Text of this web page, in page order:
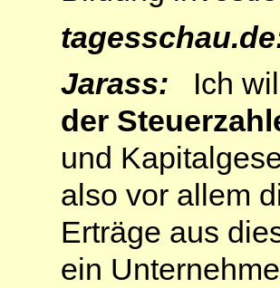
Jarass: Ich
der
und
also vor allem
Erträge aus
ein